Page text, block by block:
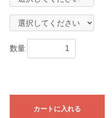
数量
カートに入れる